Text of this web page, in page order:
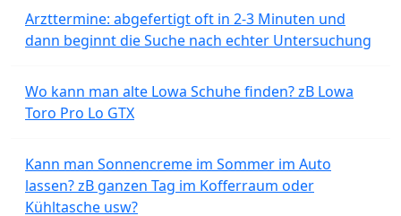
Arzttermine: abgefertigt oft in 2-3 Minuten und
dann beginnt die Suche nach echter Untersuchung
Wo kann man alte Lowa Schuhe finden? zB Lowa
Toro Pro Lo GTX
Kann man Sonnencreme im Sommer im Auto
lassen? zB ganzen Tag im Kofferraum oder
Kühltasche usw?